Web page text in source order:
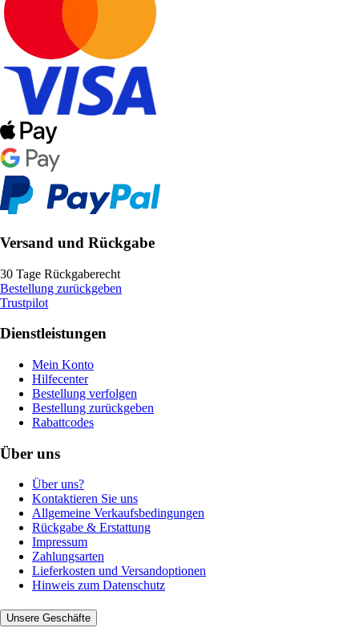
Versand und Rückgabe
30 Tage Rückgaberecht
Bestellung zurückgeben
Trustpilot
Dienstleistungen
Mein Konto
Hilfecenter
Bestellung verfolgen
Bestellung zurückgeben
Rabattcodes
Über uns
Über uns?
Kontaktieren Sie uns
Allgemeine Verkaufsbedingungen
Rückgabe & Erstattung
Impressum
Zahlungsarten
Lieferkosten und Versandoptionen
Hinweis zum Datenschutz
Unsere Geschäfte